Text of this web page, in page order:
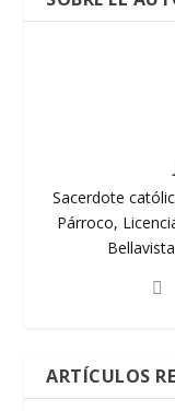
Sacerdote
Párroco,
ARTÍCULOS